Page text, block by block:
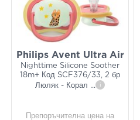
Philips Avent Ultra Air
Nighttime Silicone Soother
18m+ Код SCF376/33, 2 бр
Люляк - Корал ... i
Препоръчителна цена на